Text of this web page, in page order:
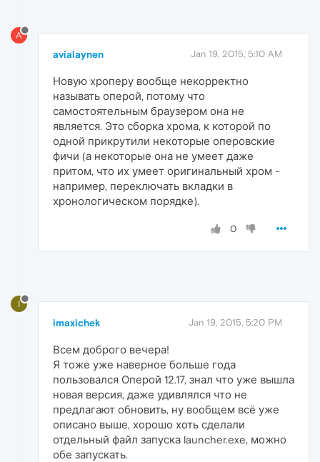
A
avialaynen Jan 19, 2015, 5:10 AM
Новую хроперу вообще некорректно
называть оперой, потому что
самостоятельным браузером она не
является. Это сборка хрома, к которой по
одной прикрутили некоторые оперовские
фичи (а некоторые она не умеет даже
притом, что их умеет оригинальный хром -
например, переключать вкладки в
хронологическом порядке).
0
I
imaxichek Jan 19, 2015, 5:20 PM
Всем доброго вечера!
Я тоже уже наверное больше года
пользовался Оперой 12.17, знал что уже вышла
новая версия, даже удивлялся что не
предлагают обновить, ну вообщем всё уже
описано выше, хорошо хоть сделали
отдельный файл запуска launcher.exe, можно
обе запускать.